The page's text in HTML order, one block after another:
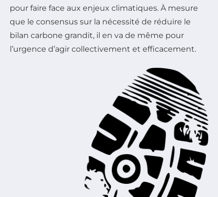
pour faire face aux enjeux climatiques. À mesure
que le consensus sur la nécessité de réduire le
bilan carbone grandit, il en va de même pour
l’urgence d’agir collectivement et efficacement.